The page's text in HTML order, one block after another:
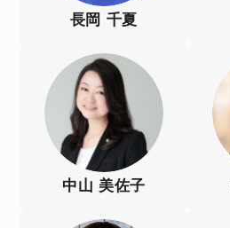
長岡 千夏
中山 美佐子